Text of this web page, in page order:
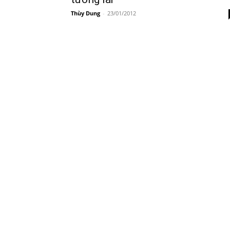
Thùy Dung - 23/01/2012